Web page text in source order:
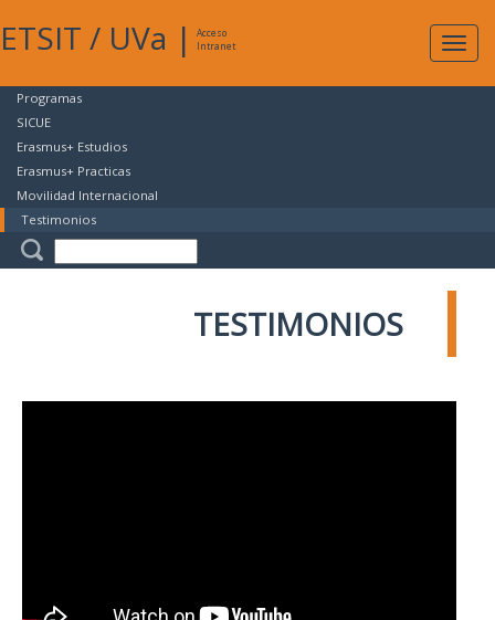
ETSIT / UVa |
Acceso
Intranet
Programas
SICUE
Erasmus+ Estudios
Erasmus+ Practicas
Movilidad Internacional
Testimonios
TESTIMONIOS